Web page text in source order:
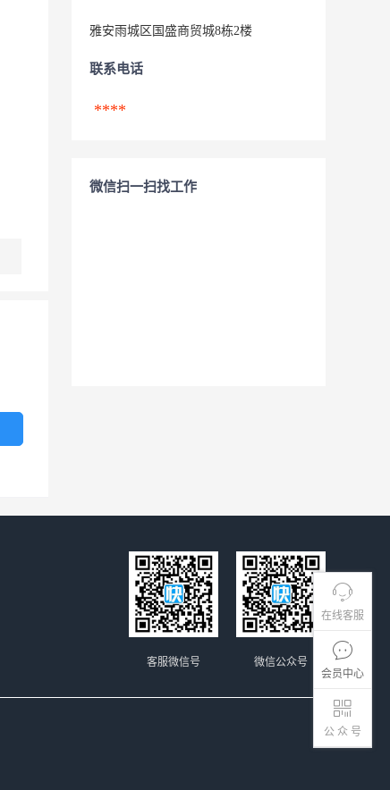
在线客服
会员中心
公 众 号
雅安雨城区国盛商贸城8栋2楼
联系电话
****
微信扫一扫找工作
微信公众号
客服微信号